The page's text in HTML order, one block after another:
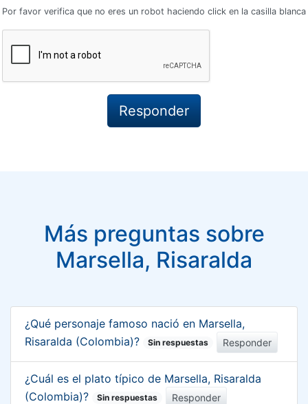
Por favor verifica que no eres un robot haciendo click en la casilla blanca
Más preguntas sobre
Marsella, Risaralda
¿Qué personaje famoso nació en Marsella,
Risaralda (Colombia)?
Sin respuestas Responder
¿Cuál es el plato típico de Marsella, Risaralda
(Colombia)?
Sin respuestas Responder